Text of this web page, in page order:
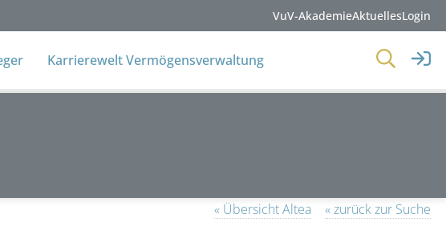
VuV-AkademieAktuellesLogin
Karrierewelt Vermögensverwaltung
« Übersicht Altea « zurück zur Suche